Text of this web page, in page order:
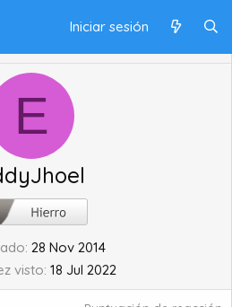
Iniciar sesión
E
28 Nov 2014
visto 18 Jul 2022